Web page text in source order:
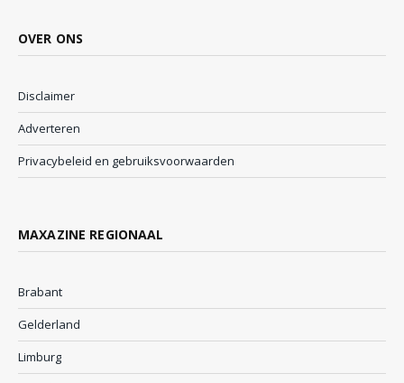
OVER ONS
Disclaimer
Adverteren
Privacybeleid en gebruiksvoorwaarden
MAXAZINE REGIONAAL
Brabant
Gelderland
Limburg